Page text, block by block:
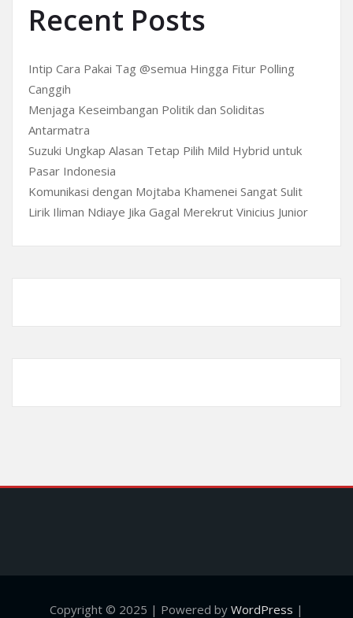
Recent Posts
Intip Cara Pakai Tag @semua Hingga Fitur Polling
Canggih
Menjaga Keseimbangan Politik dan Soliditas
Antarmatra
Suzuki Ungkap Alasan Tetap Pilih Mild Hybrid untuk
Pasar Indonesia
Komunikasi dengan Mojtaba Khamenei Sangat Sulit
Lirik Iliman Ndiaye Jika Gagal Merekrut Vinicius Junior
Copyright © 2025 | Powered by WordPress |